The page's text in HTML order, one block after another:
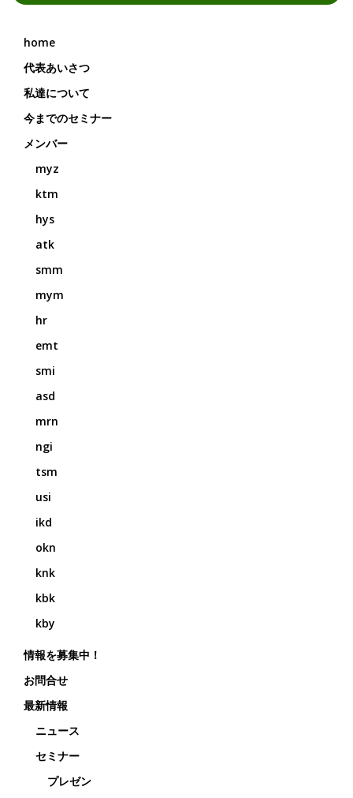
home
代表あいさつ
私達について
今までのセミナー
メンバー
myz
ktm
hys
atk
smm
mym
hr
emt
smi
asd
mrn
ngi
tsm
usi
ikd
okn
knk
kbk
kby
情報を募集中！
お問合せ
最新情報
ニュース
セミナー
プレゼン